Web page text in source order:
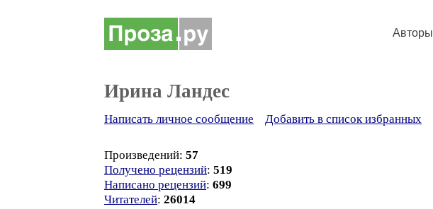
Авторы
Ирина Ландес
Написать личное сообщение Добавить в список избранных
Произведений: 57
Получено рецензий: 519
Написано рецензий: 699
Читателей: 26014